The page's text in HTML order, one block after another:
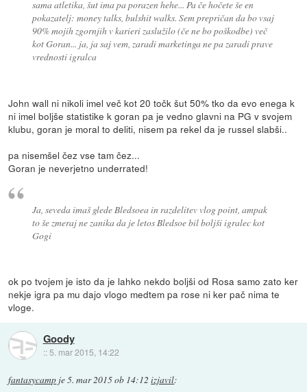
sama atletika, šut ima pa porazen hehe... Pa če hočete še en
pokazatelj: money talks, bulshit walks. Sem prepričan da bo vsaj
90% mojih zgornjih v karieri zaslužilo (če ne bo poškodbe) več
kot Goran... ja, ja saj vem, zaradi marketinga ne pa zaradi prave
vrednosti igralca
John wall ni nikoli imel več kot 20 točk šut 50% tko da evo enega k
ni imel boljše statistike k goran pa je vedno glavni na PG v svojem
klubu, goran je moral to deliti, nisem pa rekel da je russel slabši..
pa nisemšel čez vse tam čez...
Goran je neverjetno underrated!
Ja, seveda imaš glede Bledsoea in razdelitev vlog point, ampak
to še zmeraj ne zanika da je letos Bledsoe bil boljši igralec kot
Gogi
ok po tvojem je isto da je lahko nekdo boljši od Rosa samo zato ker
nekje igra pa mu dajo vlogo medtem pa rose ni ker pač nima te
vloge.
Goody
:: 5. mar 2015, 14:22
fantasycamp je5. mar 2015 ob 14:12 izjavil: